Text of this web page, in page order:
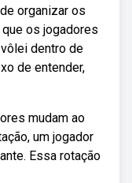
organizar os
os jogadores
dentro de
de entender,
mudam ao
um jogador
Essa rotação